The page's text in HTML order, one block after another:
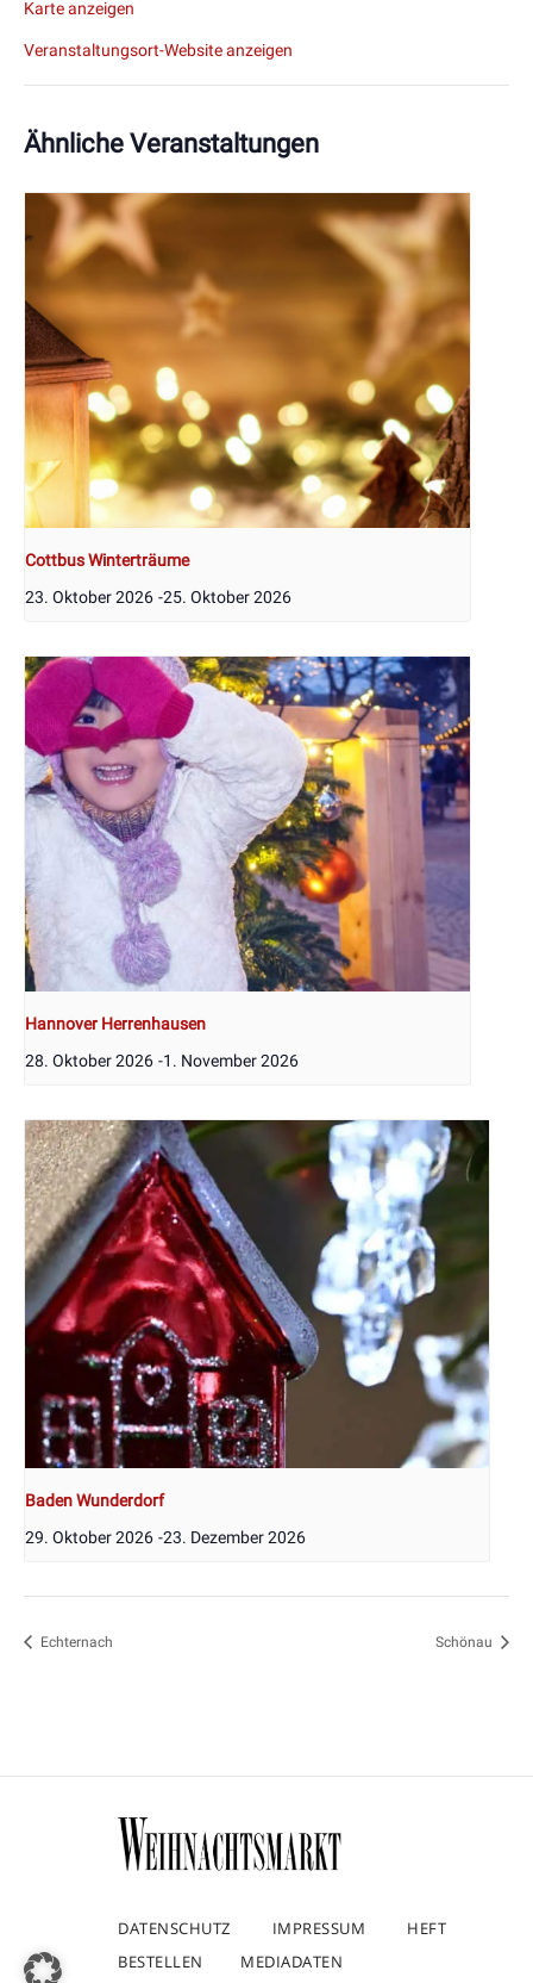
Karte anzeigen
Veranstaltungsort-Website anzeigen
Ähnliche Veranstaltungen
Cottbus Winterträume
23. Oktober 2026 -25. Oktober 2026
Hannover Herrenhausen
28. Oktober 2026 -1. November 2026
Baden Wunderdorf
29. Oktober 2026 -23. Dezember 2026
Echternach Schönau
DATENSCHUTZ IMPRESSUM
HEFT
BESTELLEN
MEDIADATEN